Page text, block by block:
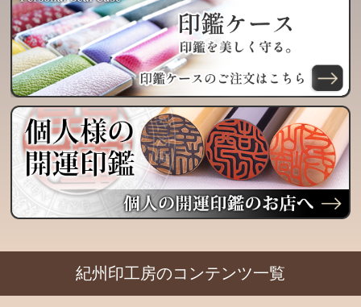
紀州印工房のコンテンツ一覧